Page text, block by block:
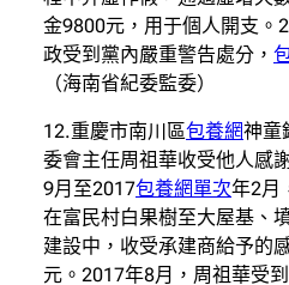
金9800元，用于個人開支。
政受到黨內嚴重警告處分，
（海南省紀委監委）
12.重慶市南川區包養網神童
委會主任周祖華收受他人感
9月至2017包養網單次年2月
在富民村白果樹至大屋基、
建設中，收受承建商給予的
元。2017年8月，周祖華受